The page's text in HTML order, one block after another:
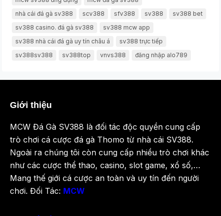
nhà cái đá gà sv388
scv388 sfv388 sv388
sv388 bet
sv388 casino. đá gà sv388
sv388 mcw app
sv388 nhà cái đá gà uy tín châu á
sv388 trực tiếp
sv388sv388
sv388top vnvs388 đăng nhập alo789
Giới thiệu
MCW Đá Gà SV388 là đối tác độc quyền cung cấp
trò chơi cá cược đá gà Thomo từ nhà cái SV388.
Ngoài ra chúng tôi còn cung cấp nhiều trò chơi khác
như các cược thể thao, casino, slot game, xổ số,…
Mang thế giới cá cược an toàn và uy tín đến người
chơi. Đối Tác: MCW